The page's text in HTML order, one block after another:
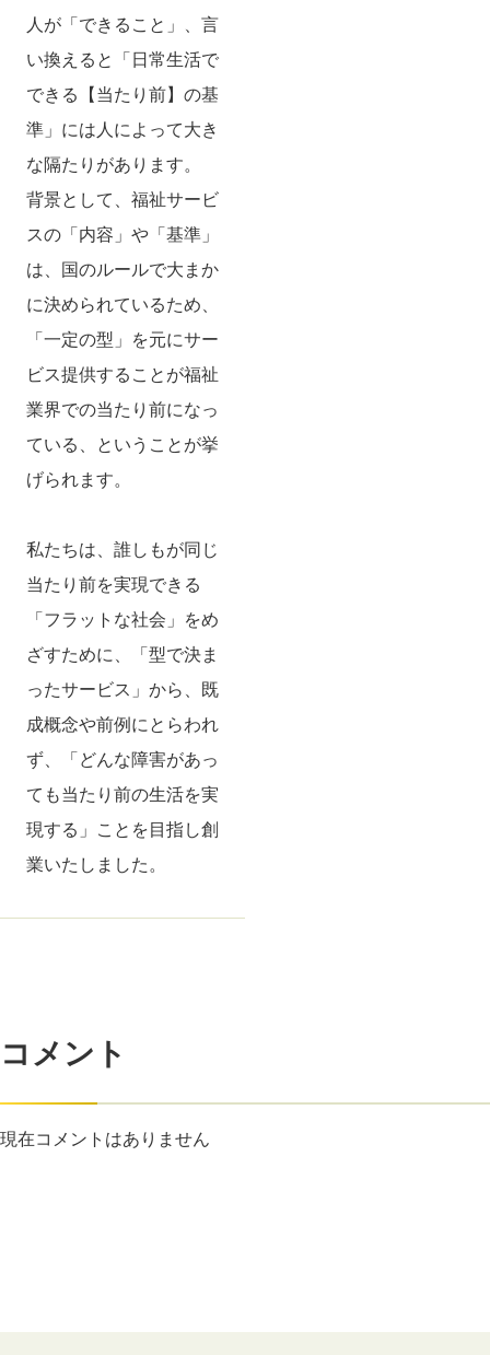
人が「できること」、言
い換えると「日常生活で
できる【当たり前】の基
準」には人によって大き
な隔たりがあります。
背景として、福祉サービ
スの「内容」や「基準」
は、国のルールで大まか
に決められているため、
「一定の型」を元にサー
ビス提供することが福祉
業界での当たり前になっ
ている、ということが挙
げられます。
私たちは、誰しもが同じ
当たり前を実現できる
「フラットな社会」をめ
ざすために、「型で決ま
ったサービス」から、既
成概念や前例にとらわれ
ず、「どんな障害があっ
ても当たり前の生活を実
現する」ことを目指し創
業いたしました。
コメント
現在コメントはありません